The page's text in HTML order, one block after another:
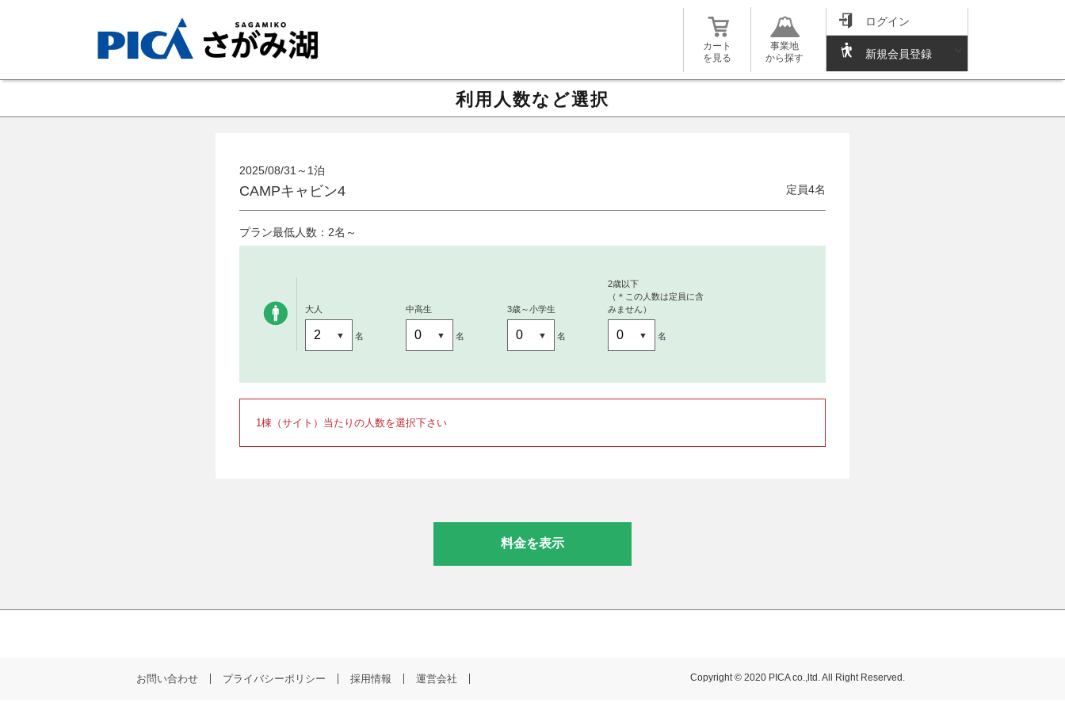
カート
を見る
事業地
から探す
ログイン
新規会員登録
利用人数など選択
2025/08/31～1泊
CAMPキャビン4 定員4名
プラン最低人数：2名～
大人
名
中高生
名
3歳～小学生
名
2歳以下
（＊この人数は定員に含
みません）
名
1棟（サイト）当たりの人数を選択下さい
料金を表示
お問い合わせ プライバシーポリシー 採用情報 運営会社 Copyright © 2020 PICA co.,ltd. All Right Reserved.